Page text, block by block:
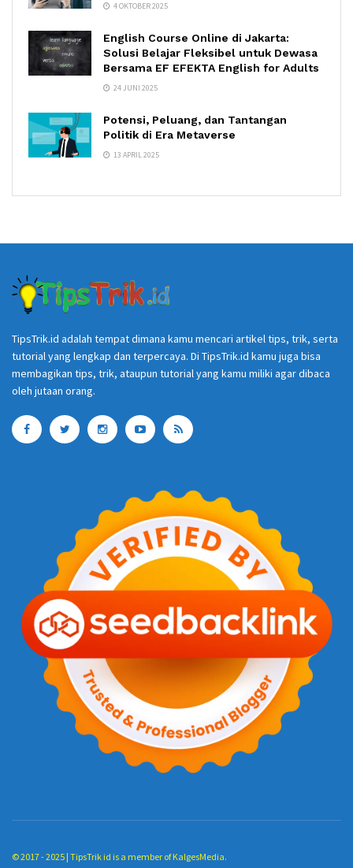
4 OKTOBER 2025
English Course Online di Jakarta:
Solusi Belajar Fleksibel untuk Dewasa
Bersama EF EFEKTA English for Adults
24 JUNI 2025
Potensi, Peluang, dan Tantangan
Politik di Era Metaverse
13 APRIL 2025
TipsTrik.id adalah tempat dimana kamu mencari artikel tips, trik, serta
tutorial yang lengkap dan terpercaya. Di TipsTrik.id kamu juga bisa
membagikan tips, trik, ataupun tutorial yang kamu miliki agar dibaca
oleh jutaan orang.
© 2017 - 2025 | TipsTrik id is a member ofKalgesMedia.